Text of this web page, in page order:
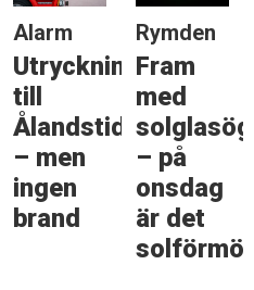
Alarm
Utryckning
till
Ålandstidningen
– men
ingen
brand
Rymden
Fram
med
– på
onsdag
är det